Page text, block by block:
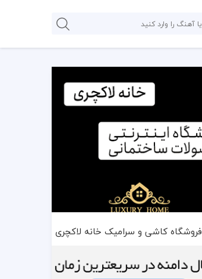
فروشگاه کاشی و سرامیک خانه لاکچری